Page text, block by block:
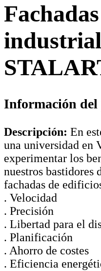
Fachadas
Información del
Descripción: En
una universidad en
experimentar los
nuestros bastidores
fachadas de
. Velocidad
. Precisión
. Libertad para el
. Planificación
. Ahorro de costes
. Eficiencia